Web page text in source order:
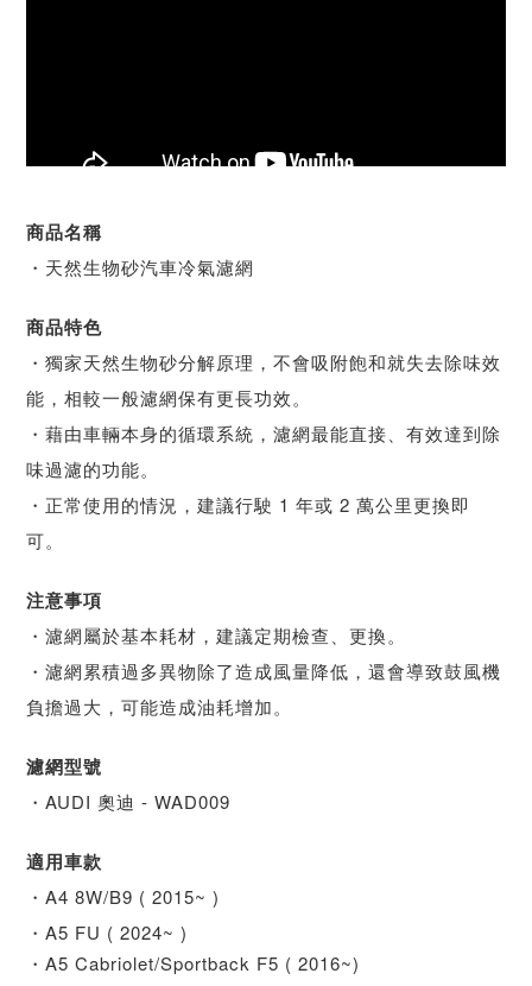
商品名稱
・天然生物砂汽車冷氣濾網
商品特色
・獨家天然生物砂分解原理，不會吸附飽和就失去除味效
能，相較一般濾網保有更長功效。
・藉由車輛本身的循環系統，濾網最能直接、有效達到除
味過濾的功能。
・正常使用的情況，建議行駛 1 年或 2 萬公里更換即
可。
注意事項
・濾網屬於基本耗材，建議定期檢查、更換。
・濾網累積過多異物除了造成風量降低，還會導致鼓風機
負擔過大，可能造成油耗增加。
濾網型號
・AUDI 奧迪 - WAD009
適用車款
・A4 8W/B9 ( 2015~ )
・A5 FU ( 2024~ )
・A5 Cabriolet/Sportback F5 ( 2016~)